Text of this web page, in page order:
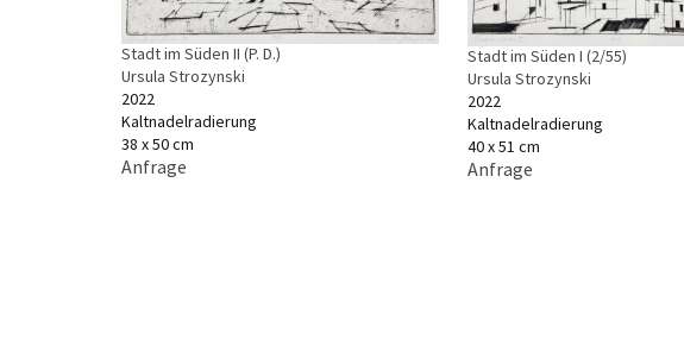
Stadt im Süden II (P. D.)
Ursula Strozynski
2022
Kaltnadelradierung
38 x 50 cm
Anfrage
Stadt im Süden I (2/55)
Ursula Strozynski
2022
Kaltnadelradierung
40 x 51 cm
Anfrage